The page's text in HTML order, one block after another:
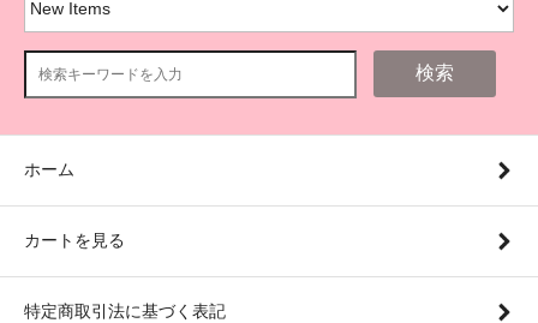
検索
ホーム
カートを見る
特定商取引法に基づく表記